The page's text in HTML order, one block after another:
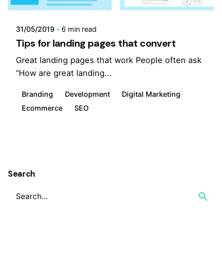
31/05/2019 6 min read
Tips for landing pages that convert
Great landing pages that work People often ask
“How are great landing...
Branding Development
Digital Marketing
Ecommerce
SEO
Search